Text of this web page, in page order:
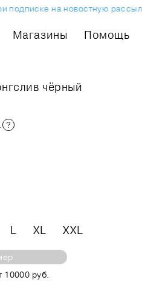
на новостную рассылку.
Магазины Помощь
чёрный
L XL XXL
10000 руб.